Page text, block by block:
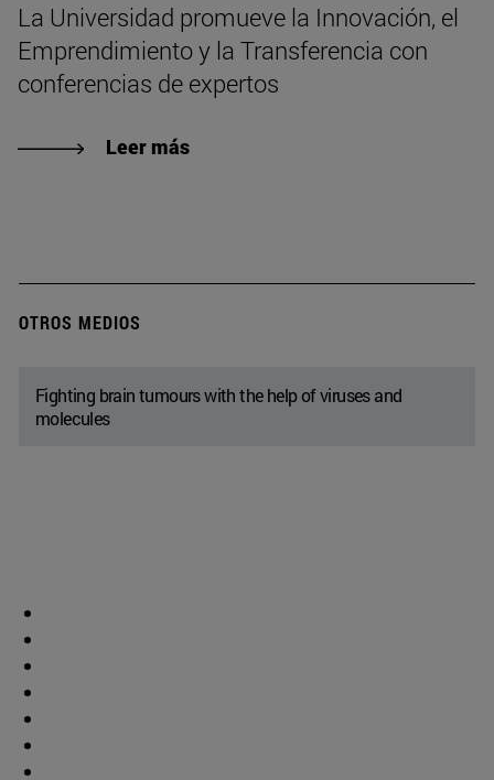
La Universidad promueve la Innovación, el
Emprendimiento y la Transferencia con
conferencias de expertos
Leer más
OTROS MEDIOS
Fighting brain tumours with the help of viruses and
molecules